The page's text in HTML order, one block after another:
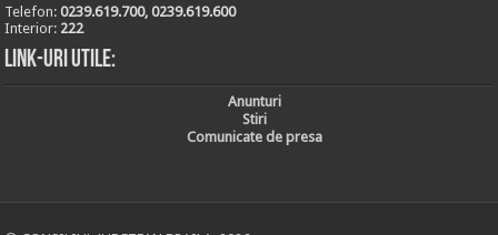
Telefon:0239.619.700, 0239.619.600
Interior: 222
Link-uri utile:
Anunturi
Stiri
Comunicate de presa